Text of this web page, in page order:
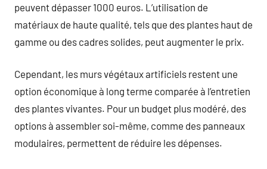
peuvent dépasser 1000 euros. L’utilisation de
matériaux de haute qualité, tels que des plantes haut de
gamme ou des cadres solides, peut augmenter le prix.
Cependant, les murs végétaux artificiels restent une
option économique à long terme comparée à l’entretien
des plantes vivantes. Pour un budget plus modéré, des
options à assembler soi-même, comme des panneaux
modulaires, permettent de réduire les dépenses.